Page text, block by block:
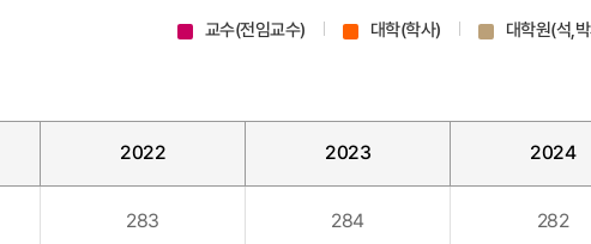
교수(전임교수) 대학(학사) 대학원(석,
2022 2023 2024
283 284 282